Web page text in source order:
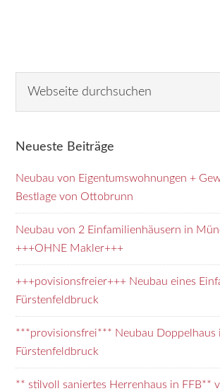
Seitenspalte
durchsuchen
Neueste Beiträge
Neubau von Eigentumswohnungen +
Bestlage von Ottobrunn
Neubau von 2 Einfamilienhäusern in
+++OHNE Makler+++
+++povisionsfreier+++ Neubau eines
Fürstenfeldbruck
***provisionsfrei*** Neubau Doppelhaus
Fürstenfeldbruck
** stilvoll saniertes Herrenhaus in FFB**